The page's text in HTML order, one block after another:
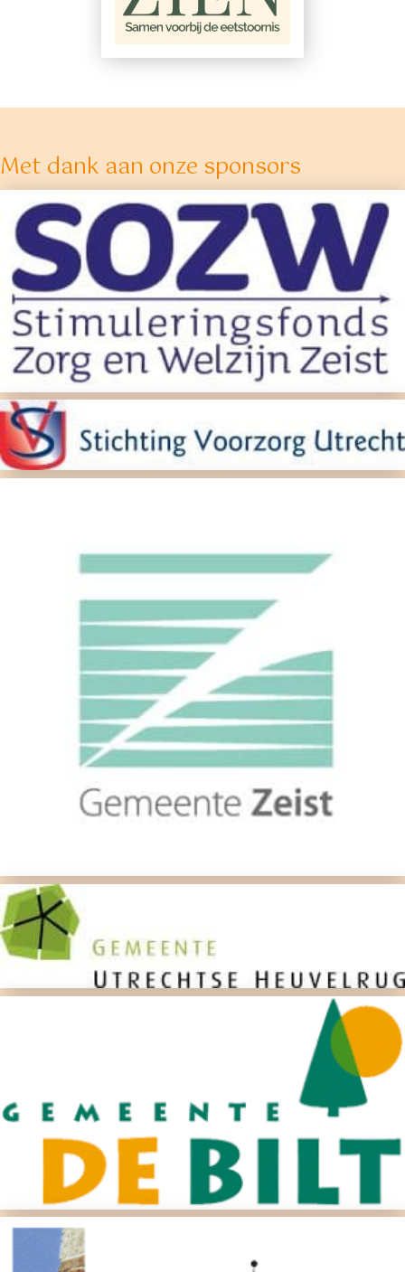
Met dank aan onze sponsors